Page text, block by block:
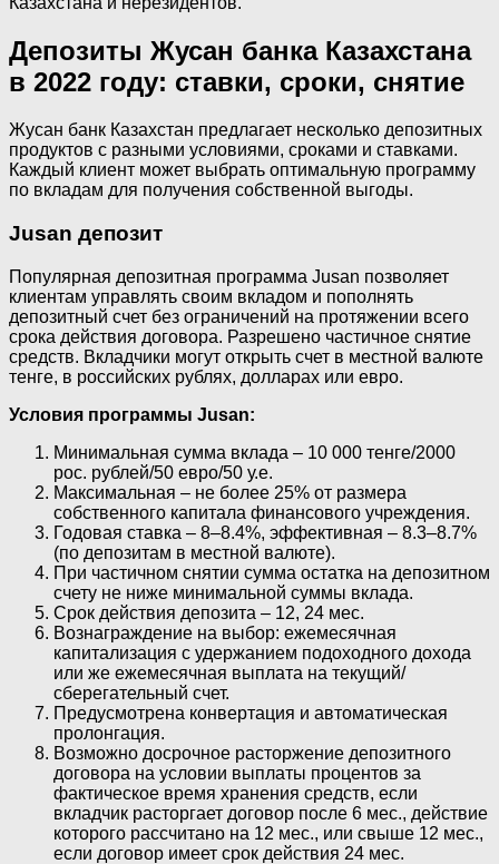
Депозиты Жусан банка Казахстана
в 2022 году: ставки, сроки, снятие
Жусан банк Казахстан предлагает несколько депозитных
продуктов с разными условиями, сроками и ставками.
Каждый клиент может выбрать оптимальную программу
по вкладам для получения собственной выгоды.
Jusan депозит
Популярная депозитная программа Jusan позволяет
клиентам управлять своим вкладом и пополнять
депозитный счет без ограничений на протяжении всего
срока действия договора. Разрешено частичное снятие
средств. Вкладчики могут открыть счет в местной валюте
тенге, в российских рублях, долларах или евро.
Условия программы Jusan:
Минимальная сумма вклада – 10 000 тенге/2000
рос. рублей/50 евро/50 у.е.
Максимальная – не более 25% от размера
собственного капитала финансового учреждения.
Годовая ставка – 8–8.4%, эффективная – 8.3–8.7%
(по депозитам в местной валюте).
При частичном снятии сумма остатка на депозитном
счету не ниже минимальной суммы вклада.
Срок действия депозита – 12, 24 мес.
Вознаграждение на выбор: ежемесячная
капитализация с удержанием подоходного дохода
или же ежемесячная выплата на текущий/
сберегательный счет.
Предусмотрена конвертация и автоматическая
пролонгация.
Возможно досрочное расторжение депозитного
договора на условии выплаты процентов за
фактическое время хранения средств, если
вкладчик расторгает договор после 6 мес., действие
которого рассчитано на 12 мес., или свыше 12 мес.,
если договор имеет срок действия 24 мес.